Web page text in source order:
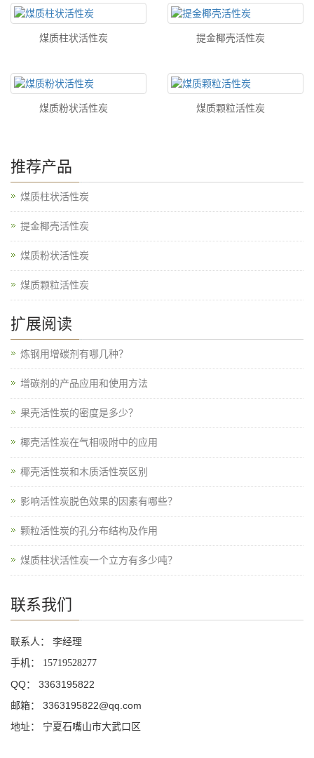
煤质柱状活性炭 提金椰壳活性炭
煤质粉状活性炭 煤质颗粒活性炭
推荐产品
煤质柱状活性炭
提金椰壳活性炭
煤质粉状活性炭
煤质颗粒活性炭
扩展阅读
炼钢用增碳剂有哪几种？
增碳剂的产品应用和使用方法
果壳活性炭的密度是多少？
椰壳活性炭在气相吸附中的应用
椰壳活性炭和木质活性炭区别
影响活性炭脱色效果的因素有哪些？
颗粒活性炭的孔分布结构及作用
煤质柱状活性炭一个立方有多少吨？
联系我们
联系人： 李经理
手机：
15719528277
QQ： 3363195822
邮箱： 3363195822@qq.com
地址： 宁夏石嘴山市大武口区